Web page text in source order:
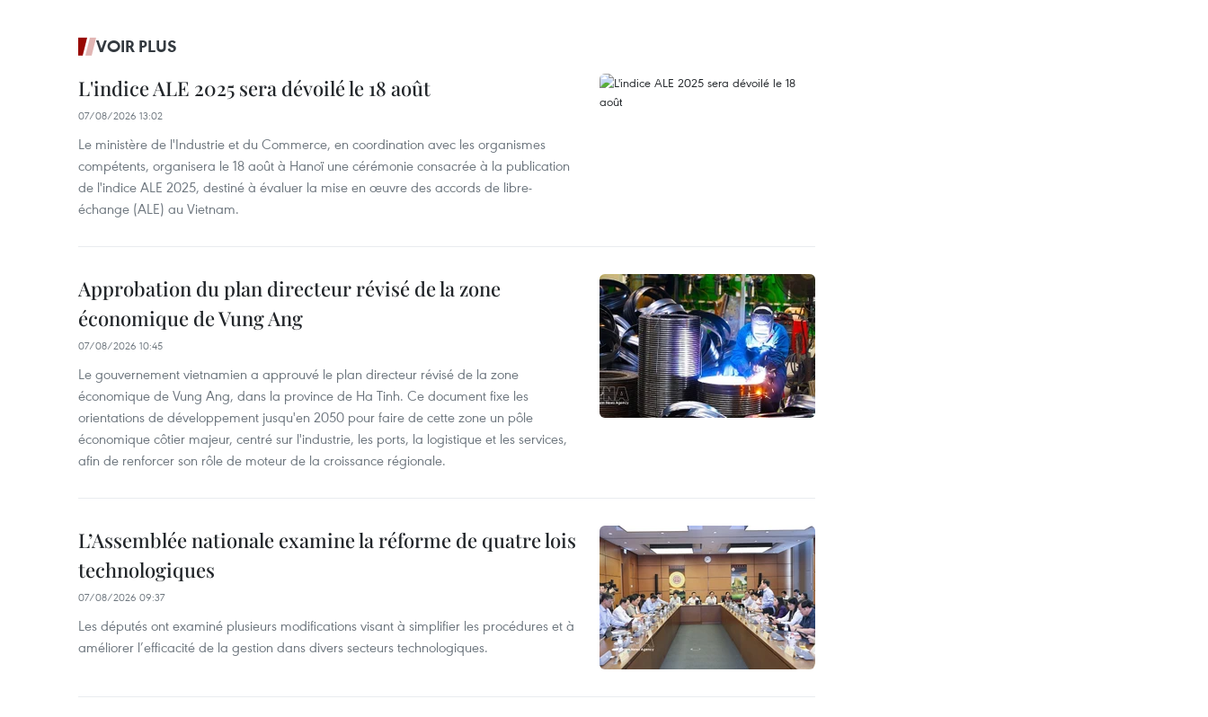
VOIR PLUS
L'indice ALE 2025 sera dévoilé le 18 août
07/08/2026 13:02
Le ministère de l'Industrie et du Commerce, en coordination avec les organismes
compétents, organisera le 18 août à Hanoï une cérémonie consacrée à la publication
de l'indice ALE 2025, destiné à évaluer la mise en œuvre des accords de libre-
échange (ALE) au Vietnam.
Approbation du plan directeur révisé de la zone
économique de Vung Ang
07/08/2026 10:45
Le gouvernement vietnamien a approuvé le plan directeur révisé de la zone
économique de Vung Ang, dans la province de Ha Tinh. Ce document fixe les
orientations de développement jusqu'en 2050 pour faire de cette zone un pôle
économique côtier majeur, centré sur l'industrie, les ports, la logistique et les services,
afin de renforcer son rôle de moteur de la croissance régionale.
L’Assemblée nationale examine la réforme de quatre lois
technologiques
07/08/2026 09:37
Les députés ont examiné plusieurs modifications visant à simplifier les procédures et à
améliorer l’efficacité de la gestion dans divers secteurs technologiques.